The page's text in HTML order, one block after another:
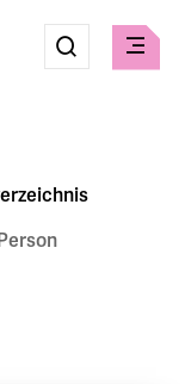
absenden